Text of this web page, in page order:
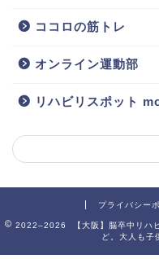
ココロの筋トレ
オンライン運動部
リハビリスポット
プライバシー
2022–2026 【大阪】脳卒中リハ
ど。大人も子